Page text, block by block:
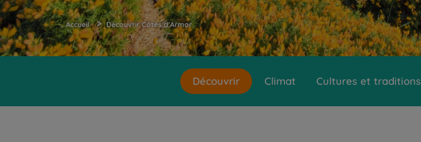
Accueil > Découvrir Côtes d'Armor
Découvrir Climat Cultures et traditions